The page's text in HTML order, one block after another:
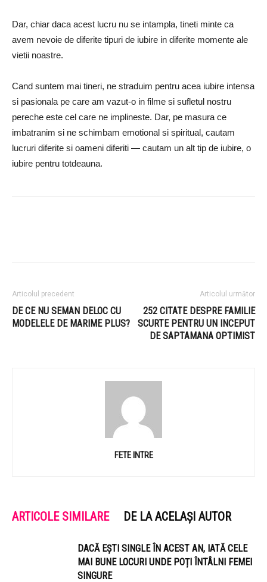
Dar, chiar daca acest lucru nu se intampla, tineti minte ca
avem nevoie de diferite tipuri de iubire in diferite momente ale
vietii noastre.
Cand suntem mai tineri, ne straduim pentru acea iubire intensa
si pasionala pe care am vazut-o in filme si sufletul nostru
pereche este cel care ne implineste. Dar, pe masura ce
imbatranim si ne schimbam emotional si spiritual, cautam
lucruri diferite si oameni diferiti — cautam un alt tip de iubire, o
iubire pentru totdeauna.
Articolul precedent
DE CE NU SEMAN DELOC CU
MODELELE DE MARIME PLUS?
Articolul următor
252 CITATE DESPRE FAMILIE
SCURTE PENTRU UN INCEPUT
DE SAPTAMANA OPTIMIST
FETE INTRE
ARTICOLE SIMILARE DE LA ACELAȘI AUTOR
DACĂ EȘTI SINGLE ÎN ACEST AN, IATĂ CELE
MAI BUNE LOCURI UNDE POȚI ÎNTÂLNI FEMEI
SINGURE